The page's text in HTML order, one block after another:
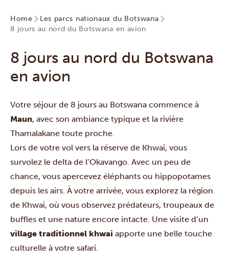
Home
Les parcs nationaux du Botswana
8 jours au nord du Botswana en avion
8 jours au nord du Botswana
en avion
Votre séjour de 8 jours au Botswana commence à
Maun, avec son ambiance typique et la rivière
Thamalakane toute proche.
Lors de votre vol vers la réserve de Khwai, vous
survolez le delta de l’Okavango. Avec un peu de
chance, vous apercevez éléphants ou hippopotames
depuis les airs. À votre arrivée, vous explorez la région
de Khwai, où vous observez prédateurs, troupeaux de
buffles et une nature encore intacte. Une visite d’un
village traditionnel khwai apporte une belle touche
culturelle à votre safari.